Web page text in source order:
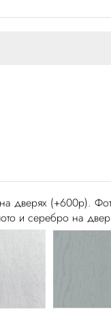
дверях (+600р).
и серебро на